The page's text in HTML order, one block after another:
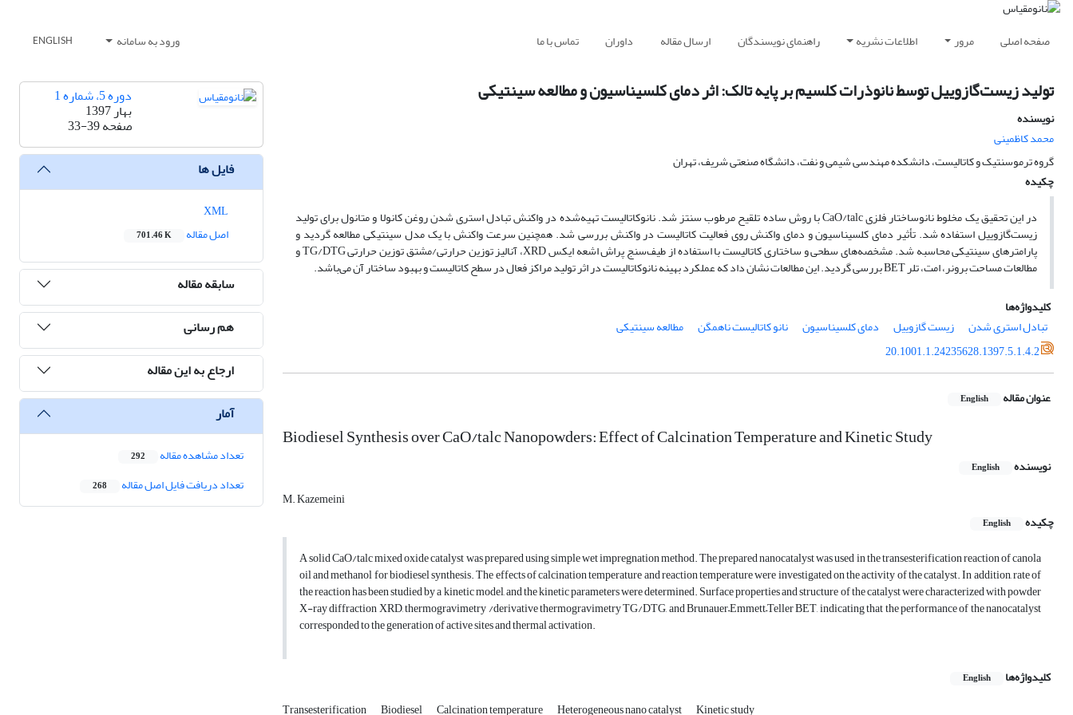
صفحه اصلی مرور اطلاعات نشریه راهنمای نویسندگان ارسال مقاله داوران تماس با ما ورود به سامانه ENGLISH
تولید زیست‌گازوییل توسط نانوذرات کلسیم بر پایه تالک: اثر دمای کلسیناسیون و مطالعه سینتیکی
نویسنده
محمد کاظمینی
گروه ترموسنتیک و کاتالیست، دانشکده مهندسی شیمی و نفت، دانشگاه صنعتی شریف، تهران
چکیده
در این تحقیق یک مخلوط نانوساختار فلزی CaO/talc با روش ساده تلقیح مرطوب سنتز شد. نانوکاتالیست تهیه‌شده در واکنش تبادل استری شدن روغن کانولا و متانول برای تولید
زیست‌گازوییل استفاده شد. تأثیر دمای کلسیناسیون و دمای واکنش روی فعالیت کاتالیست در واکنش بررسی شد. همچنین سرعت واکنش با یک مدل سینتیکی مطالعه گردید و
پارامترهای سینتیکی محاسبه شد. مشخصه‌های سطحی و ساختاری کاتالیست با استفاده از طیف‌سنج پراش اشعه ایکس XRD، آنالیز توزین حرارتی/مشتق توزین حرارتی TG/DTG و
مطالعات مساحت برونر، امت، تلر BET بررسی گردید. این مطالعات نشان داد که عملکرد بهینه نانوکاتالیست در اثر تولید مراکز فعال در سطح کاتالیست و بهبود ساختار آن می‌باشد.
کلیدواژه‌ها
تبادل استری شدن
زیست‌ گازوییل دمای کلسیناسیون نانو کاتالیست ناهمگن
مطالعه سینتیکی
20.1001.1.24235628.1397.5.1.4.2
عنوان مقاله English
Biodiesel Synthesis over CaO/talc Nanopowders: Effect of Calcination Temperature and Kinetic Study
نویسنده English
M. Kazemeini
چکیده
English
A solid CaO/talc mixed oxide catalyst was prepared using simple wet impregnation method. The prepared nanocatalyst was used in the transesterification reaction of canola
oil and methanol for biodiesel synthesis. The effects of calcination temperature and reaction temperature were investigated on the activity of the catalyst. In addition, rate of
the reaction has been studied by a kinetic model, and the kinetic parameters were determined. Surface properties and structure of the catalyst were characterized with powder
X-ray diffraction XRD, thermogravimetry /derivative thermogravimetry TG/DTG, and Brunauer–Emmett–Teller BET, indicating that the performance of the nanocatalyst
corresponded to the generation of active sites and thermal activation.
کلیدواژه‌ها English
Transesterification Biodiesel Calcination temperature Heterogeneous nano catalyst Kinetic study
دوره 5، شماره 1
بهار 1397
صفحه33-39
فایل ها
اصل مقاله
701.46 K
سابقه مقاله
هم رسانی
ارجاع به این مقاله
آمار
تعداد مشاهده مقاله 292
تعداد دریافت فایل اصل مقاله 268